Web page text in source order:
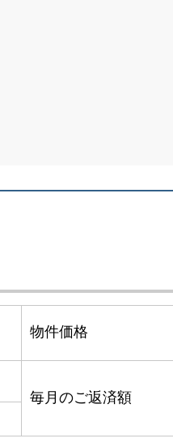
物件価格
毎月のご返済額